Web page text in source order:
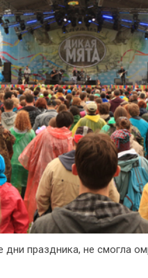
праздника, не смогла